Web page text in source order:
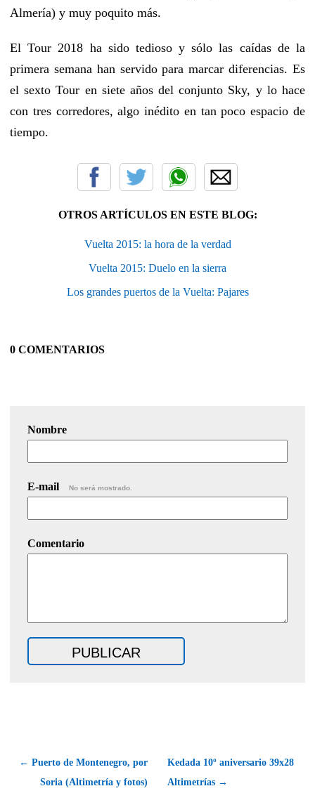
Almería) y muy poquito más.
El Tour 2018 ha sido tedioso y sólo las caídas de la
primera semana han servido para marcar diferencias. Es
el sexto Tour en siete años del conjunto Sky, y lo hace
con tres corredores, algo inédito en tan poco espacio de
tiempo.
OTROS ARTÍCULOS EN ESTE BLOG:
Vuelta 2015: la hora de la verdad
Vuelta 2015: Duelo en la sierra
Los grandes puertos de la Vuelta: Pajares
0 COMENTARIOS
Nombre
E-mail No será mostrado.
Comentario
← Puerto de Montenegro, por
Soria (Altimetría y fotos)
Kedada 10º aniversario 39x28
Altimetrías →